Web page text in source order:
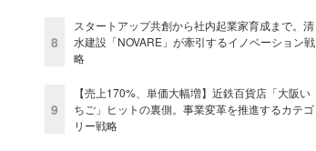
8
スタートアップ共創から社内起業家育成まで。清
水建設「NOVARE」が牽引するイノベーション戦
略
9
【売上170%、単価大幅増】近鉄百貨店「大阪い
ちご」ヒットの裏側。事業変革を推進するカテゴ
リー戦略